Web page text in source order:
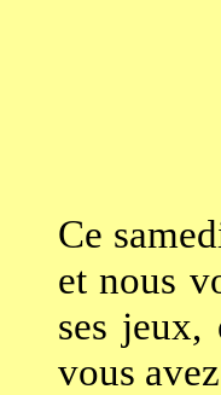
Ce
et nous
ses jeux,
vous